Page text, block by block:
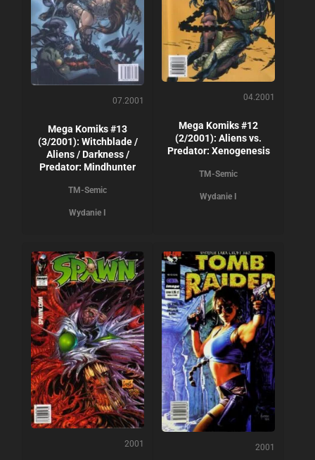
07.2001
Mega Komiks #13
(3/2001): Witchblade /
Aliens / Darkness /
Predator: Mindhunter
TM-Semic
Wydanie I
04.2001
Mega Komiks #12
(2/2001): Aliens vs.
Predator: Xenogenesis
TM-Semic
Wydanie I
2001 2001